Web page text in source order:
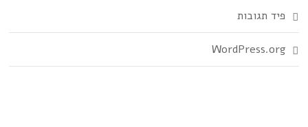
פיד תגובות
WordPress.org